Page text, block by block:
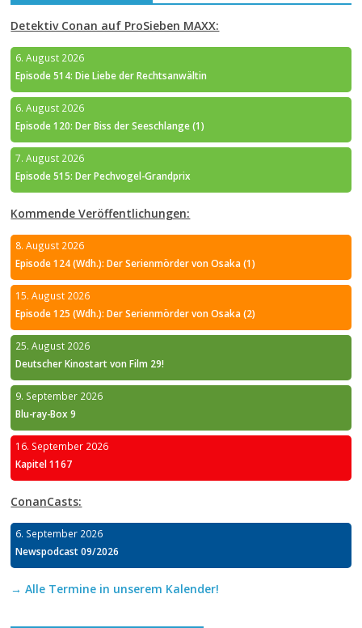
Detektiv Conan auf ProSieben MAXX:
6. August 2026
Episode 514: Die Liebe der Rechtsanwältin
6. August 2026
Episode 120: Der Biss der Seeschlange (1)
7. August 2026
Episode 515: Der Pechvogel-Grandprix
Kommende Veröffentlichungen:
8. August 2026
Episode 124 (Wdh.): Der Serienmörder von Osaka (1)
15. August 2026
Episode 125 (Wdh.): Der Serienmörder von Osaka (2)
25. August 2026
Deutscher Kinostart von Film 29!
9. September 2026
Blu-ray-Box 9
16. September 2026
Kapitel 1167
ConanCasts:
6. September 2026
Newspodcast 09/2026
→ Alle Termine in unserem Kalender!